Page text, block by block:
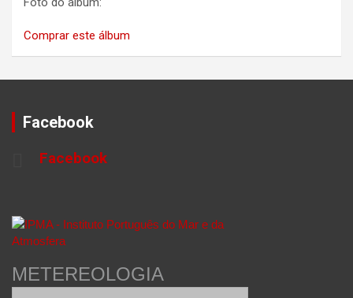
Comprar este álbum
Facebook
Facebook
METEREOLOGIA